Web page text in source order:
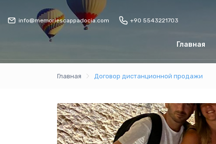
info@memoriescappadocia.com +90 5543221703
Главная
Главная Договор дистанционной продажи